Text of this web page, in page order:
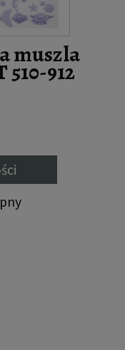
muszla
912